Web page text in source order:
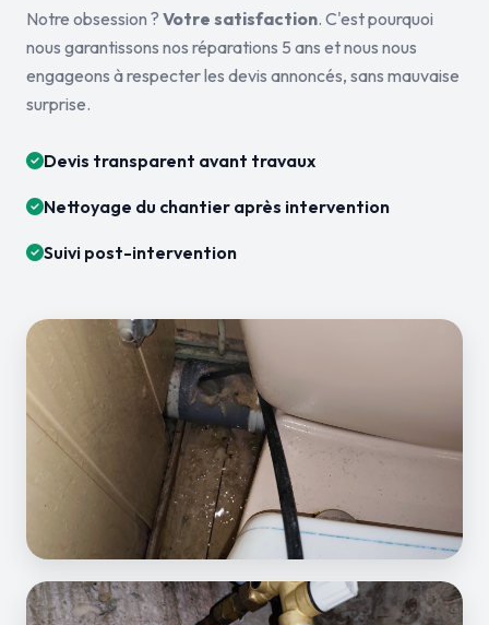
Notre obsession ? Votre satisfaction. C'est pourquoi
nous garantissons nos réparations 5 ans et nous nous
engageons à respecter les devis annoncés, sans mauvaise
surprise.
Devis transparent avant travaux
Nettoyage du chantier après intervention
Suivi post-intervention